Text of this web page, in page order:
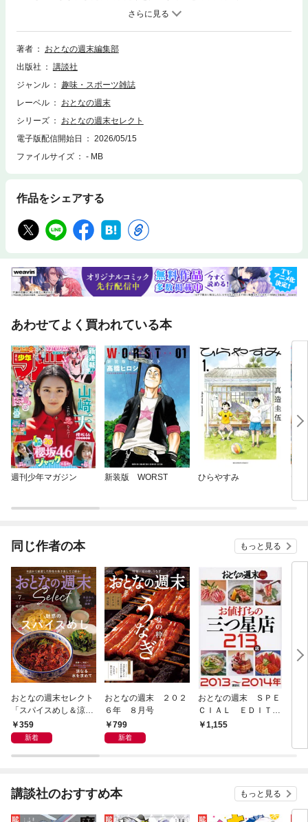
ト、検索、辞書の参照、引用などの機能が使用できません。安い、早い、
旨いに加え個性的メニューや食べ盛りにうれしい超大盛りまで。今、SNS
などで話題を集めている「立ち食い蕎麦」。今回は繁盛店に限らず、やが
て繁盛するはずの店舗まで集めました。昨今ますます人気の「クレープ」
たものまで広がりを見せています。その味わいは「おとな」向き。グルメ
なひと皿が集まりました。（全30P）
著者
おとなの週末編集部
出版社
講談社
ジャンル
趣味・スポーツ雑誌
レーベル
おとなの週末
シリーズ
おとなの週末セレクト
電子版配信開始日
2026/05/15
ファイルサイズ
- MB
作品をシェアする
あわせてよく買われている本
週刊少年マガジン 新装版 WORST ひらやすみ
同じ作者の本 もっと見る
おとなの週末セレクト
「スパイスめし＆涼な
る水を求めて」〈２０
２６年７月号〉
359
新着
おとなの週末 ２０２
６年 ８月号
799
新着
おとなの週末 ＳＰＥ
ＣＩＡＬ ＥＤＩＴＩ
ＯＮ お値打ちの三つ
1,155
４年
講談社のおすすめ本 もっと見る